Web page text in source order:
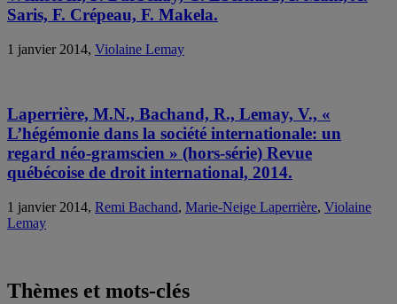
Saris, F. Crépeau, F. Makela.
1 janvier 2014, Violaine Lemay
Laperrière, M.N., Bachand, R., Lemay, V., «
L’hégémonie dans la société internationale: un
regard néo-gramscien » (hors-série) Revue
québécoise de droit international, 2014.
1 janvier 2014, Remi Bachand, Marie-Neige Laperrière, Violaine
Lemay
Thèmes et mots-clés